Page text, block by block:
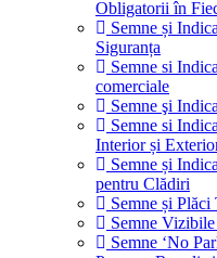
Obligatorii în
Semne și
Siguranța
Semne si
comerciale
Semne şi
Semne si
Interior și
Semne și
pentru Clădiri
Semne și
Semne
Semne ‘No